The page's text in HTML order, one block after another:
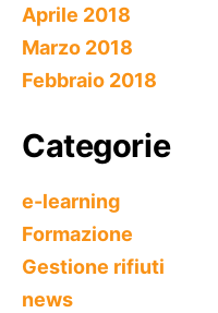
Aprile 2018
Marzo 2018
Febbraio 2018
Categorie
e-learning
Formazione
Gestione rifiuti
news